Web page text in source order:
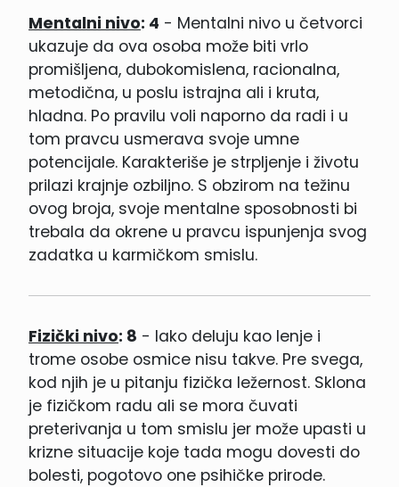
Mentalni nivo: 4 - Mentalni nivo u četvorci
ukazuje da ova osoba može biti vrlo
promišljena, dubokomislena, racionalna,
metodična, u poslu istrajna ali i kruta,
hladna. Po pravilu voli naporno da radi i u
tom pravcu usmerava svoje umne
potencijale. Karakteriše je strpljenje i životu
prilazi krajnje ozbiljno. S obzirom na težinu
ovog broja, svoje mentalne sposobnosti bi
trebala da okrene u pravcu ispunjenja svog
zadatka u karmičkom smislu.
Fizički nivo: 8 - Iako deluju kao lenje i
trome osobe osmice nisu takve. Pre svega,
kod njih je u pitanju fizička ležernost. Sklona
je fizičkom radu ali se mora čuvati
preterivanja u tom smislu jer može upasti u
krizne situacije koje tada mogu dovesti do
bolesti, pogotovo one psihičke prirode.